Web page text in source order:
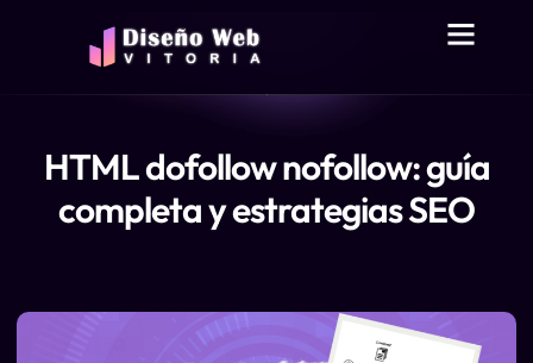
HTML dofollow nofollow: guía
completa y estrategias SEO